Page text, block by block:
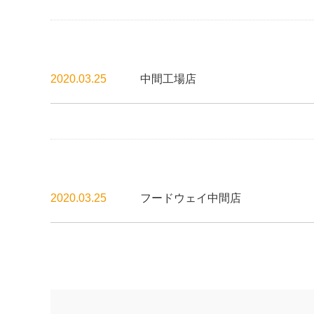
2020.03.25 中間工場店
2020.03.25 フードウェイ中間店